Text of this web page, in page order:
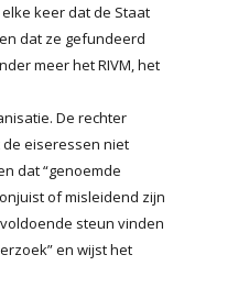
keer dat de Staat
dat ze gefundeerd
meer het RIVM, het
De rechter
eiseressen niet
dat “genoemde
of misleidend zijn
steun vinden
en wijst het